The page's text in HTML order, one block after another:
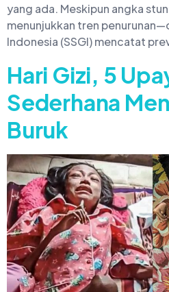
yang ada. Meskipun angka
menunjukkan tren
Indonesia (SSGI) mencatat
Hari Gizi, 5
Sederhana
Buruk